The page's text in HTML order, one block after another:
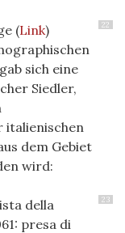
22
(Link)
sich eine
Siedler,
italienischen
dem Gebiet
wird:
23
della
presa di